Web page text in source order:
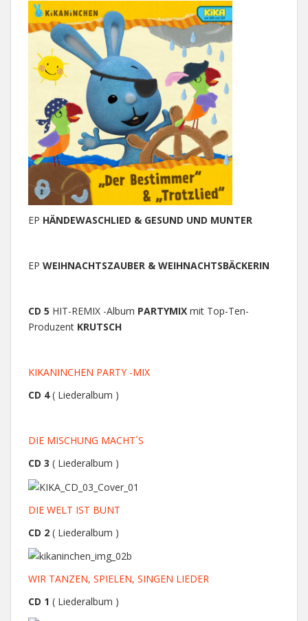
EP HÄNDEWASCHLIED & GESUND UND MUNTER
EP WEIHNACHTSZAUBER & WEIHNACHTSBÄCKERIN
CD 5 HIT-REMIX -Album PARTYMIX mit Top-Ten-
Produzent KRUTSCH
KIKANINCHEN PARTY -MIX
CD 4( Liederalbum )
DIE MISCHUNG MACHT´S
CD 3 ( Liederalbum )
DIE WELT IST BUNT
CD 2 ( Liederalbum )
WIR TANZEN, SPIELEN, SINGEN LIEDER
CD 1 ( Liederalbum )